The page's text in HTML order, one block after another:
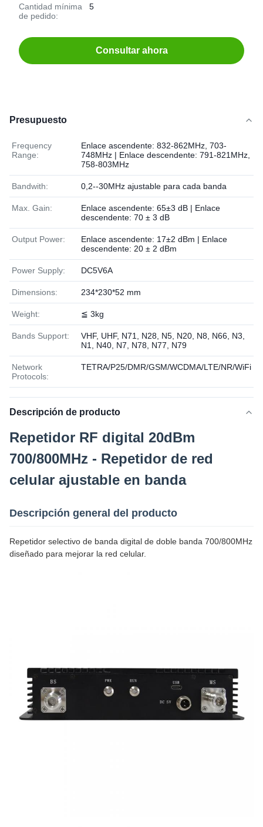
Cantidad mínima
de pedido:
5
Consultar ahora
Presupuesto
Frequency
Range:
Enlace ascendente: 832-862MHz, 703-
748MHz | Enlace descendente: 791-821MHz,
758-803MHz
Bandwith: 0,2--30MHz ajustable para cada banda
Max. Gain:
Enlace ascendente: 65±3 dB | Enlace
descendente: 70 ± 3 dB
Output Power:
Enlace ascendente: 17±2 dBm | Enlace
descendente: 20 ± 2 dBm
Power Supply: DC5V6A
Dimensions: 234*230*52 mm
Weight: ≦ 3kg
Bands Support:
VHF, UHF, N71, N28, N5, N20, N8, N66, N3,
N1, N40, N7, N78, N77, N79
Network
Protocols:
TETRA/P25/DMR/GSM/WCDMA/LTE/NR/WiFi
Descripción de producto
Repetidor RF digital 20dBm
700/800MHz - Repetidor de red
celular ajustable en banda
Descripción general del producto
Repetidor selectivo de banda digital de doble banda 700/800MHz
diseñado para mejorar la red celular.